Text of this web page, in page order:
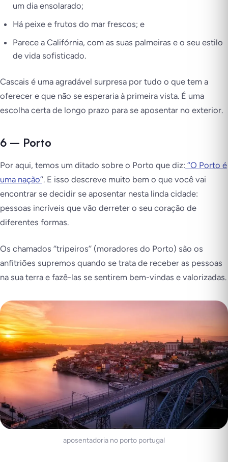
um dia ensolarado;
Há peixe e frutos do mar frescos; e
Parece a Califórnia, com as suas palmeiras e o seu estilo
de vida sofisticado.
Cascais é uma agradável surpresa por tudo o que tem a
oferecer e que não se esperaria à primeira vista. É uma
escolha certa de longo prazo para se aposentar no exterior.
6 – Porto
Por aqui, temos um ditado sobre o Porto que diz: ‘’O Porto é
uma nação’’. E isso descreve muito bem o que você vai
encontrar se decidir se aposentar nesta linda cidade:
pessoas incríveis que vão derreter o seu coração de
diferentes formas.
Os chamados ‘’tripeiros’’ (moradores do Porto) são os
anfitriões supremos quando se trata de receber as pessoas
na sua terra e fazê-las se sentirem bem-vindas e valorizadas.
aposentadoria no porto portugal